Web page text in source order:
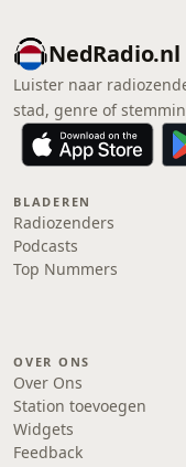
NedRadio.nl
Luister naar
stad, genre of
BLADEREN
Radiozenders
Podcasts
Top Nummers
OVER ONS
Over Ons
Station toevoegen
Widgets
Feedback